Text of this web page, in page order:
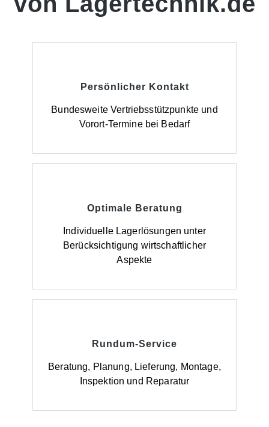
Persönlicher Kontakt
Bundesweite Vertriebsstützpunkte und
Vorort-Termine bei Bedarf
Optimale Beratung
Individuelle Lagerlösungen unter
Berücksichtigung wirtschaftlicher
Aspekte
Rundum-Service
Beratung, Planung, Lieferung, Montage,
Inspektion und Reparatur